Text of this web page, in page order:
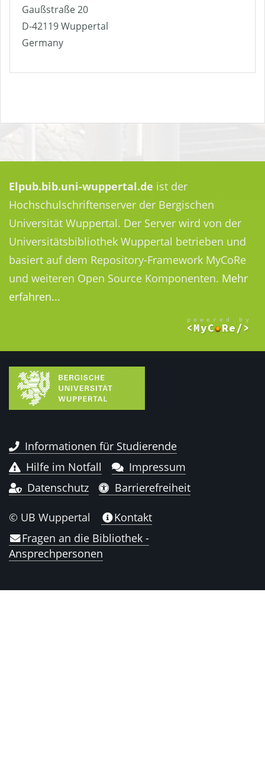
Gaußstraße 20
D-42119 Wuppertal
Germany
Elpub.bib.uni-wuppertal.de ist der
Hochschulschriftenserver der Bergischen
Universität Wuppertal. Der Server wird von der
Universitätsbibliothek Wuppertal betrieben und
basiert auf dem Repository-Framework MyCoRe
und weiteren Open Source Komponenten. Mehr
erfahren...
Informationen für Studierende
Hilfe im Notfall
Impressum
Datenschutz
Barrierefreiheit
© UB Wuppertal
Kontakt
Fragen an die Bibliothek -
Ansprechpersonen